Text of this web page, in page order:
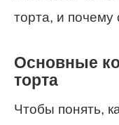
торта, и почему
Основные
торта
Чтобы понять,